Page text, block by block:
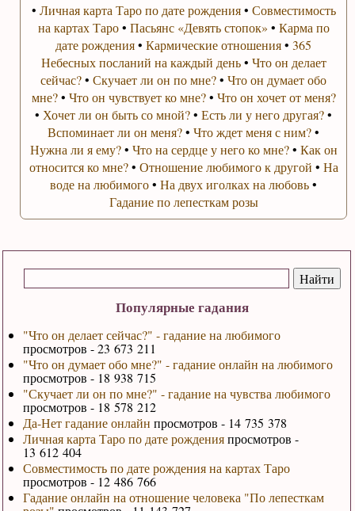
Популярные гадания
"Что он делает сейчас?" - гадание на любимого
просмотров - 23 673 211
"Что он думает обо мне?" - гадание онлайн на любимого
просмотров - 18 938 715
"Скучает ли он по мне?" - гадание на чувства любимого
просмотров - 18 578 212
Да-Нет гадание онлайн просмотров - 14 735 378
Личная карта Таро по дате рожденияпросмотров -
13 612 404
Совместимость по дате рождения на картах Таро
просмотров - 12 486 766
Гадание онлайн на отношение человека "По лепесткам
• Личная карта Таро по дате рождения• Совместимость
на картах Таро• Пасьянс «Девять стопок» • Карма по
дате рождения•Кармические отношения•365
Небесных посланий на каждый день• Что он делает
сейчас?•Скучает ли он по мне?•Что он думает обо
мне?• Что он чувствует ко мне?• Что он хочет от меня?
• Хочет ли он быть со мной?•Есть ли у него другая?•
Вспоминает ли он меня?•Что ждет меня с ним?•
Нужна ли я ему?• Что на сердце у него ко мне?• Как он
относится ко мне?• Отношение любимого к другой • На
воде на любимого•На двух иголках на любовь•
Гадание по лепесткам розы